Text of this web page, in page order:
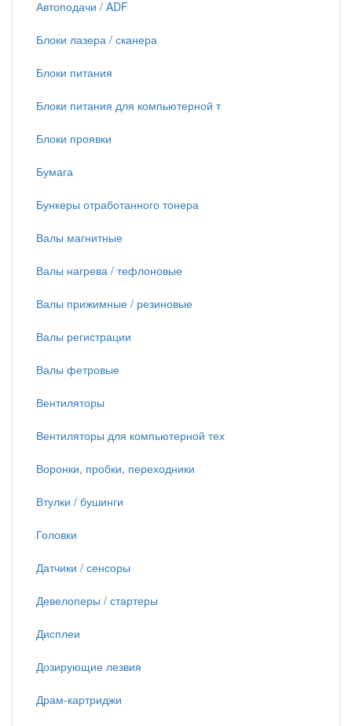
Автоподачи / ADF
Блоки лазера / сканера
Блоки питания
Блоки питания для компьютерной т
Блоки проявки
Бумага
Бункеры отработанного тонера
Валы магнитные
Валы нагрева / тефлоновые
Валы прижимные / резиновые
Валы регистрации
Валы фетровые
Вентиляторы
Вентиляторы для компьютерной тех
Воронки, пробки, переходники
Втулки / бушинги
Головки
Датчики / сенсоры
Девелоперы / стартеры
Дисплеи
Дозирующие лезвия
Драм-картриджи